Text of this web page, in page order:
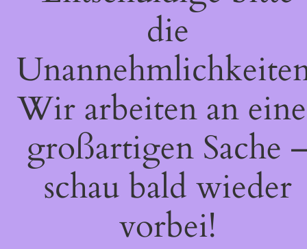
die
Wir arbeiten an
großartigen Sache
schau bald wieder
vorbei!